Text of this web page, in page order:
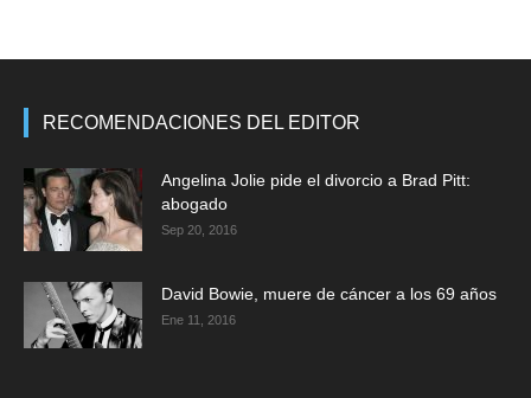
RECOMENDACIONES DEL EDITOR
Angelina Jolie pide el divorcio a Brad Pitt:
abogado
Sep 20, 2016
David Bowie, muere de cáncer a los 69 años
Ene 11, 2016